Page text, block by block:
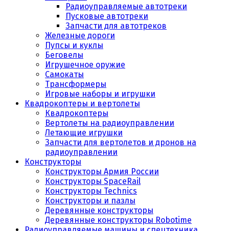
Радиоуправляемые автотреки
Пусковые автотреки
Запчасти для автотреков
Железные дороги
Пупсы и куклы
Беговелы
Игрушечное оружие
Самокаты
Трансформеры
Игровые наборы и игрушки
Квадрокоптеры и вертолеты
Квадрокоптеры
Вертолеты на радиоуправлении
Летающие игрушки
Запчасти для вертолетов и дронов на
радиоуправлении
Конструкторы
Конструкторы Армия России
Конструкторы SpaceRail
Конструкторы Technics
Конструкторы и пазлы
Деревянные конструкторы
Деревянные конструкторы Robotime